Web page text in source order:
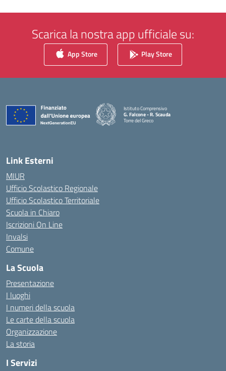
Scarica la nostra app ufficiale su:
App Store Play Store
Istituto Comprensivo
G. Falcone - R. Scauda
Torre del Greco
Link Esterni
MIUR
Ufficio Scolastico Regionale
Ufficio Scolastico Territoriale
Scuola in Chiaro
Iscrizioni On Line
Invalsi
Comune
La Scuola
Presentazione
I luoghi
I numeri della scuola
Le carte della scuola
Organizzazione
La storia
I Servizi